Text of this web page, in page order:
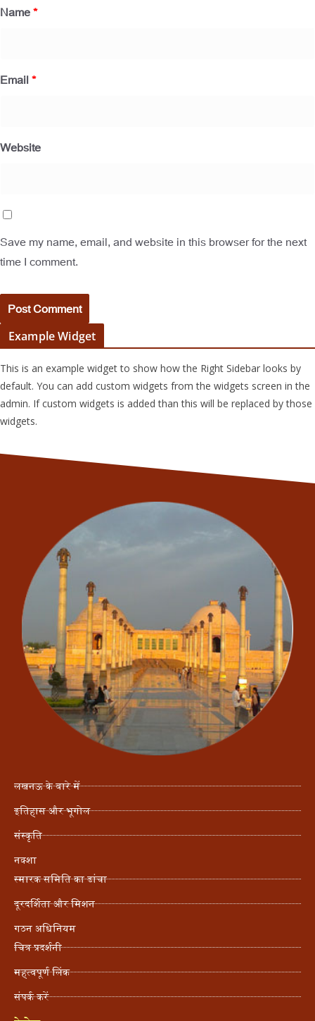
Name*
Email*
Website
Save my name, email, and website in this browser for the next
time I comment.
Example Widget
This is an example widget to show how the Right Sidebar looks by
default. You can add custom widgets from the widgets screen in the
admin. If custom widgets is added than this will be replaced by those
widgets.
लखनऊ के बारे में
इतिहास और भूगोल
संस्कृति
नक्शा
स्मारक समिति का ढांचा
दूरदर्शिता और मिशन
गठन अधिनियम
चित्र प्रदर्शनी
महत्वपूर्ण लिंक
संपर्क करें